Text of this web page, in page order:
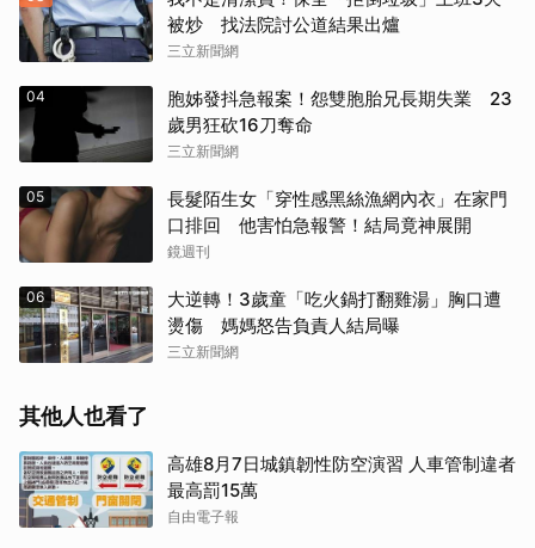
被炒 找法院討公道結果出爐
三立新聞網
04
胞姊發抖急報案！怨雙胞胎兄長期失業 23
歲男狂砍16刀奪命
三立新聞網
05
長髮陌生女「穿性感黑絲漁網內衣」在家門
口排回 他害怕急報警！結局竟神展開
鏡週刊
06
大逆轉！3歲童「吃火鍋打翻雞湯」胸口遭
燙傷 媽媽怒告負責人結局曝
三立新聞網
其他人也看了
高雄8月7日城鎮韌性防空演習 人車管制違者
最高罰15萬
自由電子報